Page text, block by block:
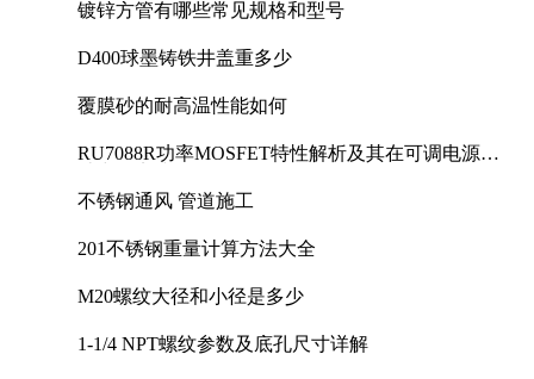
镀锌方管有哪些常见规格和型号
D400球墨铸铁井盖重多少
覆膜砂的耐高温性能如何
RU7088R功率MOSFET特性解析及其在可调电源设
不锈钢通风 管道施工
201不锈钢重量计算方法大全
M20螺纹大径和小径是多少
1-1/4 NPT螺纹参数及底孔尺寸详解